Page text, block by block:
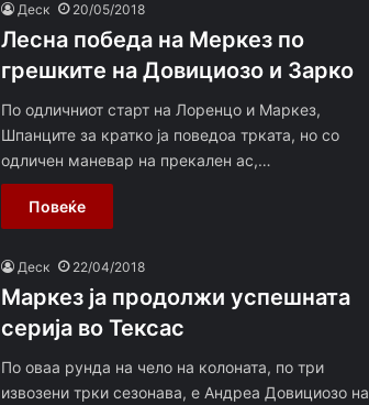
Деск 20/05/2018
Лесна победа на Меркез по
грешките на Довициозо и Зарко
По одличниот старт на Лоренцо и Маркез,
Шпанците за кратко ја поведоа трката, но со
одличен маневар на прекален ас,…
Повеќе
Деск 22/04/2018
Маркез ja продолжи успешната
серија во Тексас
По оваа рунда на чело на колоната, по три
извозени трки сезонава, е Андреа Довициозо на